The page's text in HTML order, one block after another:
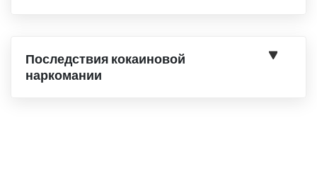
Последствия кокаиновой
наркомании